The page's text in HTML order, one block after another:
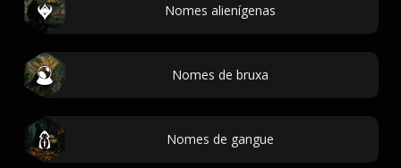
Nomes alienígenas
Nomes de bruxa
Nomes de gangue